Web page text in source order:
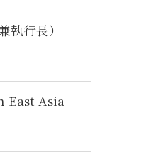
執行長）
East Asia